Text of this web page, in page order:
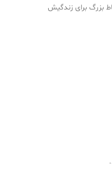
بزرگ برای زندگیش